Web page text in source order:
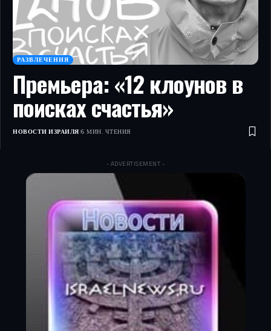
РАЗВЛЕЧЕНИЯ
Премьера: «12 клоунов в
поисках счастья»
НОВОСТИ ИЗРАИЛЯ 6 МИН. ЧТЕНИЯ
- ADVERTISEMENT -